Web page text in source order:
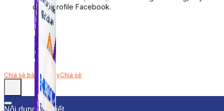
dựng profile Facebook.
Chia sẻ bài viết nàyChia sẻ